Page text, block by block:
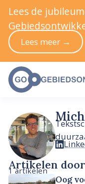
Artikelen
1 artikelen
Oog
Lees de
Lees meer →